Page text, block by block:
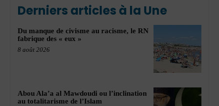
Derniers articles à la Une
Du manque de civisme au racisme, le RN
fabrique des « eux »
8 août 2026
Abou Ala’a al Mawdoudi ou l’inclination
au totalitarisme de l’Islam